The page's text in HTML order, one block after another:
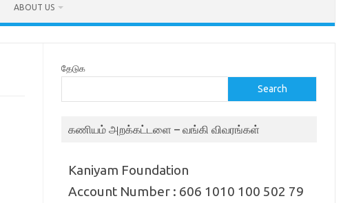
ABOUT US
தேடுக
Search
கணியம் அறக்கட்டளை – வங்கி விவரங்கள்
Kaniyam Foundation
Account Number : 606 1010 100 502 79